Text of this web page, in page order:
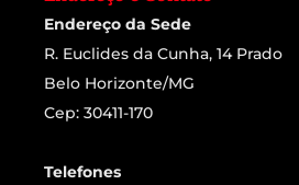
Endereço da Sede
R. Euclides da Cunha, 14 Prado
Belo Horizonte/MG
Cep: 30411-170
Telefones